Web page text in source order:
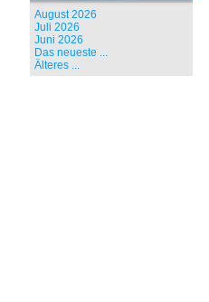
August 2026
Juli 2026
Juni 2026
Das neueste ...
Älteres ...